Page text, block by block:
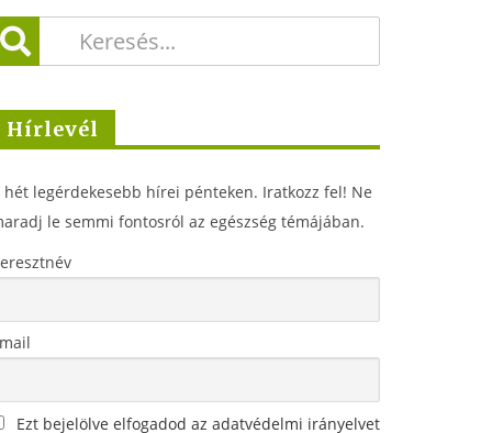
Hírlevél
hét legérdekesebb hírei pénteken. Iratkozz fel! Ne
le semmi fontosról az egészség témájában.
Ezt bejelölve elfogadod az adatvédelmi irányelvet